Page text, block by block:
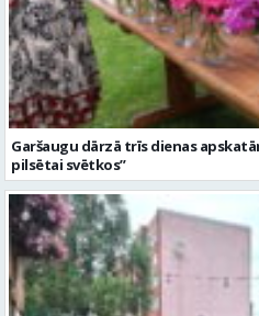
Garšaugu dārzā trīs dienas
pilsētai svētkos”